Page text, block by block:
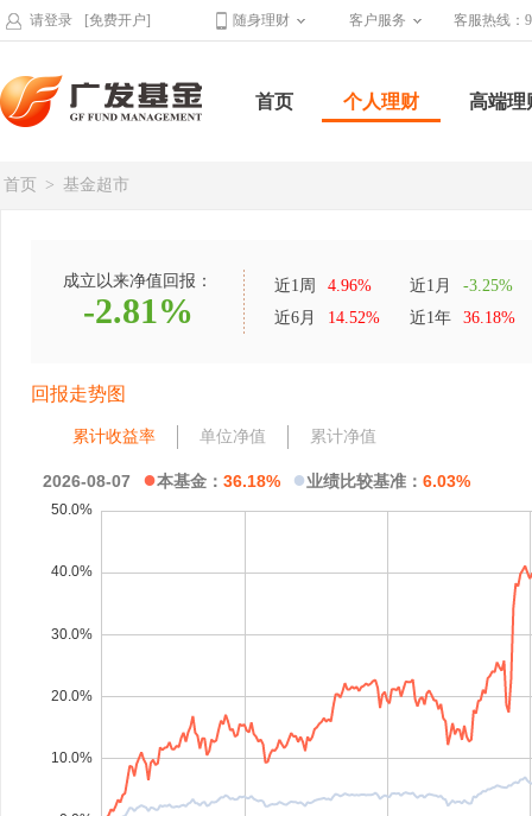
请登录 [免费开户] 随身理财 客户服务 客服热线：
首页 个人理财 高端理
首页 > 基金超市
成立以来净值回报：
-2.81%
近1周 4.96% 近1月
-3.25%
近6月
14.52% 近1年 36.18%
回报走势图
累计收益率 单位净值 累计净值
2026-08-07 ●本基金： 36.18% ●业绩比较基准： 6.03%